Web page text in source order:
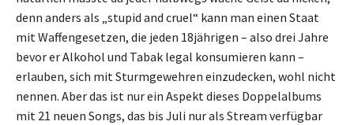
denn anders als „stupid and cruel“ kann man einen Staat
mit Waffengesetzen, die jeden 18jährigen – also drei Jahre
bevor er Alkohol und Tabak legal konsumieren kann –
erlauben, sich mit Sturmgewehren einzudecken, wohl nicht
nennen. Aber das ist nur ein Aspekt dieses Doppelalbums
mit 21 neuen Songs, das bis Juli nur als Stream verfügbar